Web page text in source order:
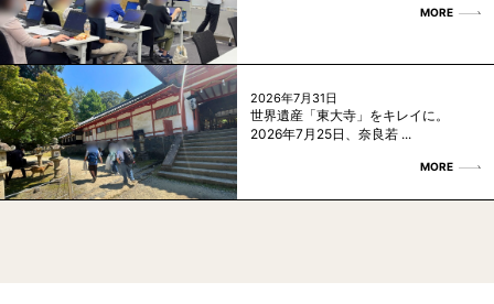
MORE
2026年7月31日
世界遺産「東大寺」をキレイに。
2026年7月25日、奈良若 ...
MORE